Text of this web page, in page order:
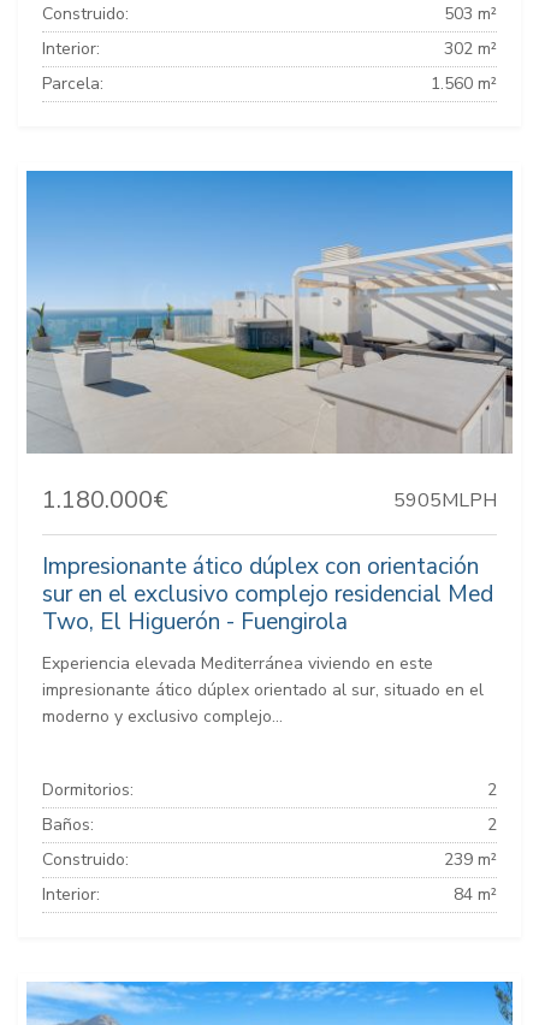
Construido:
503 m²
Interior:
302 m²
Parcela:
1.560 m²
1.180.000€ 5905MLPH
Impresionante ático dúplex con orientación
sur en el exclusivo complejo residencial Med
Two, El Higuerón - Fuengirola
Experiencia elevada Mediterránea viviendo en este
impresionante ático dúplex orientado al sur, situado en el
moderno y exclusivo complejo...
Dormitorios:
2
Baños:
2
Construido:
239 m²
Interior:
84 m²